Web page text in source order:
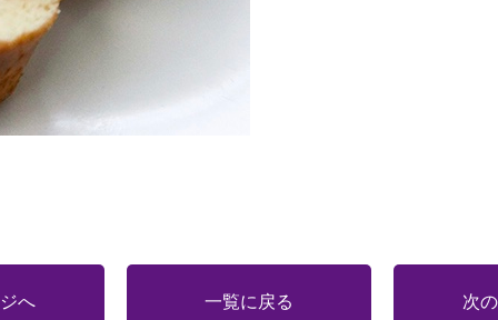
へ 一覧に戻る 次